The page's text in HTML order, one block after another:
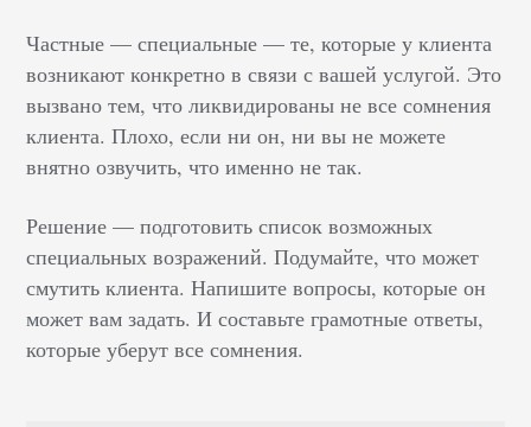
Частные — специальные — те, которые у клиента
возникают конкретно в связи с вашей услугой. Это
вызвано тем, что ликвидированы не все сомнения
клиента. Плохо, если ни он, ни вы не можете
внятно озвучить, что именно не так.
Решение — подготовить список возможных
специальных возражений. Подумайте, что может
смутить клиента. Напишите вопросы, которые он
может вам задать. И составьте грамотные ответы,
которые уберут все сомнения.